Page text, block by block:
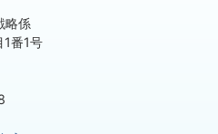
略係
番1号